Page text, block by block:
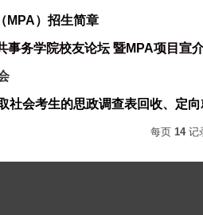
MPA）招生简章
事务学院校友论坛 暨MPA项目宣
每页 14记